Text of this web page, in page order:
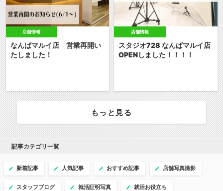
店舗情報
なんばマルイ店 営業再開い
たしました！
店舗情報
スタジオ728 なんばマルイ店
OPENしました！！！！
もっと見る
記事カテゴリ一覧
新着記事 人気記事 おすすめ記事 店舗写真撮影
スタッフブログ 就活証明写真 就活お役立ち